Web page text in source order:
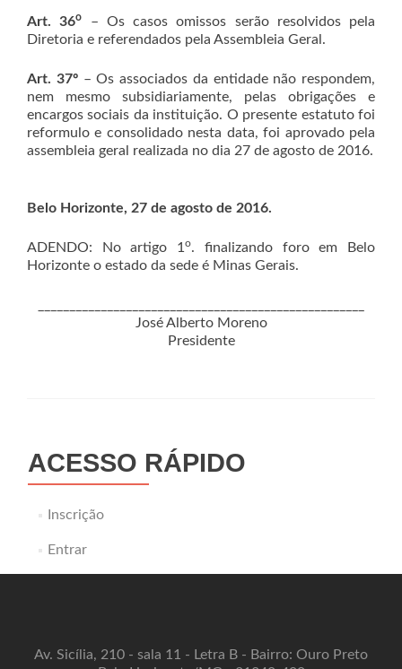
Art. 36o
– Os casos omissos serão resolvidos pela
Diretoria e referendados pela Assembleia Geral.
Art. 37º– Os associados da entidade não respondem,
nem mesmo subsidiariamente, pelas obrigações e
encargos sociais da instituição. O presente estatuto foi
reformulo e consolidado nesta data, foi aprovado pela
assembleia geral realizada no dia 27 de agosto de 2016.
Belo Horizonte, 27 de agosto de 2016.
ADENDO: No artigo 1o. finalizando foro em Belo
Horizonte o estado da sede é Minas Gerais.
José Alberto Moreno
Presidente
ACESSO RÁPIDO
Inscrição
Entrar
Av. Sicília, 210 - sala 11 - Letra B - Bairro: Ouro Preto